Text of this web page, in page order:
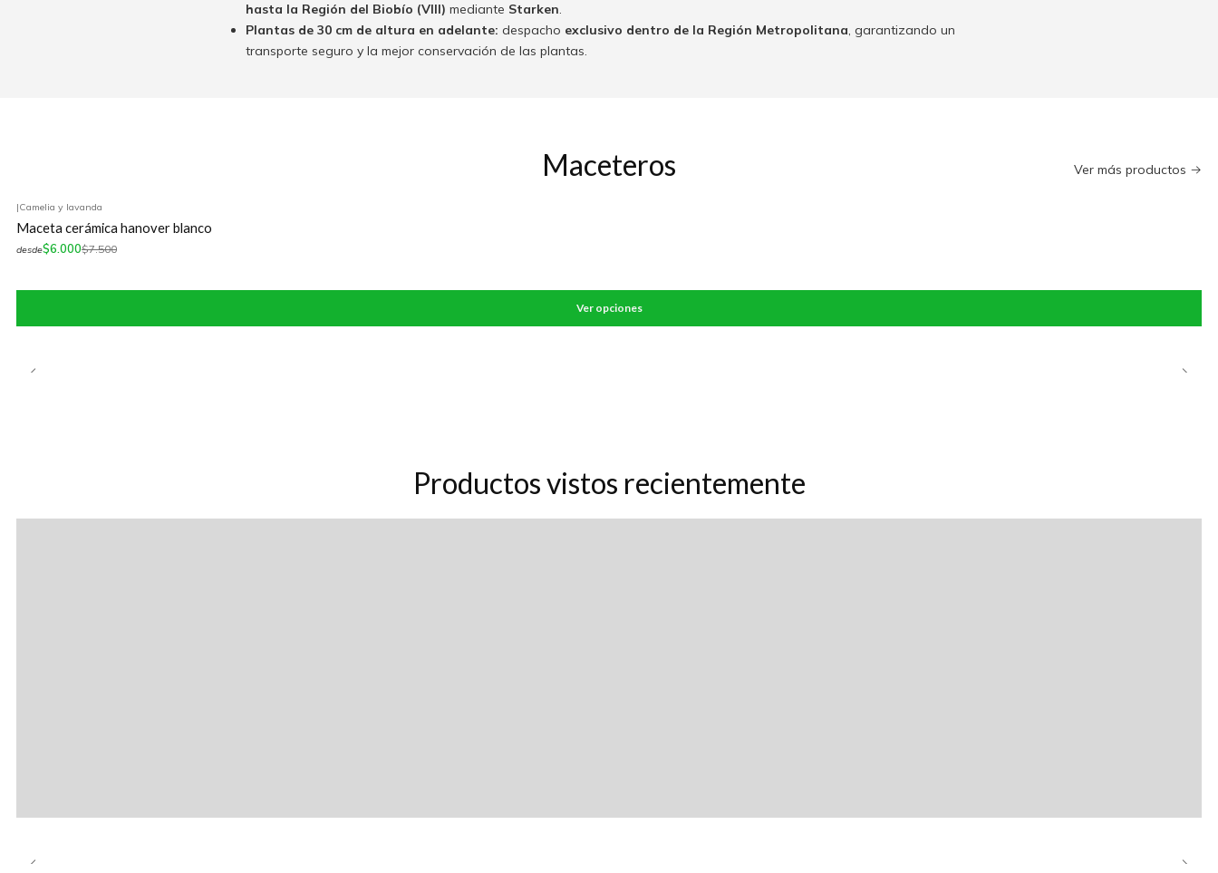
hasta la Región del Biobío (VIII) mediante Starken.
Plantas de 30 cm de altura en adelante: despacho exclusivo dentro de la Región Metropolitana, garantizando un
transporte seguro y la mejor conservación de las plantas.
Maceteros Ver más productos
|Camelia y lavanda
Maceta cerámica hanover blanco
desde$6.000$7.500
Ver opciones
Productos vistos recientemente